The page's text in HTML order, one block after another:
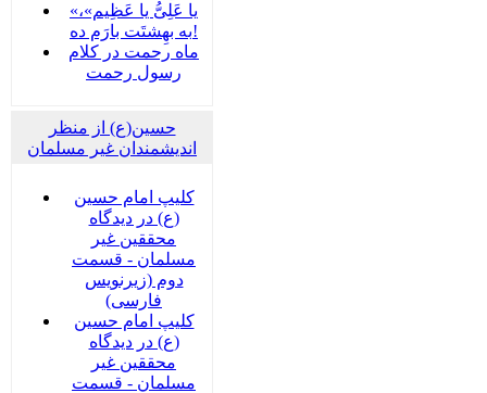
«یا عَلِیُّ یا عَظِیم»،
به بهِشتَت بارَم ده!
ماه رحمت در کلام
رسول رحمت
حسین(ع) از منظر
اندیشمندان غیر مسلمان
کلیپ امام حسین
(ع) در دیدگاه
محققین غیر
مسلمان - قسمت
دوم (زیرنویس
فارسی)
کلیپ امام حسین
(ع) در دیدگاه
محققین غیر
مسلمان - قسمت